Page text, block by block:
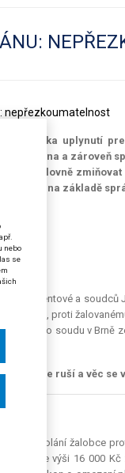
nepřezkoumatelnost
otázka uplynutí
vznesena a zároveň
či výslovně
na základě
55)
Valentové a soudců
2, Brno, proti
soudu v Brně
- 30 se ruší a věc se
odvolání žalobce
ve výši 16 000
nebo
se